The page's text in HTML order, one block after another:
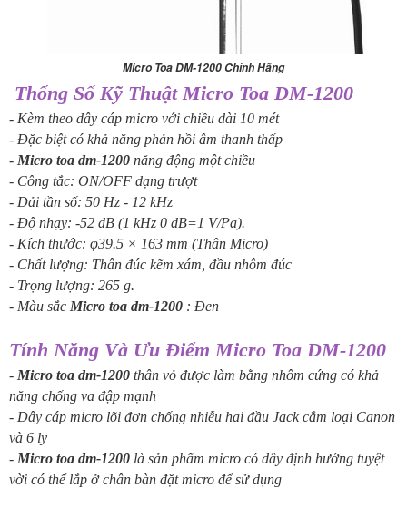
Micro Toa DM-1200 Chính Hãng
Thống Số Kỹ ThuậtMicro Toa DM-1200
- Kèm theo dây cáp micro với chiều dài 10 mét
- Đặc biệt có khả năng phản hồi âm thanh thấp
- Micro toa dm-1200 năng động một chiều
- Công tắc: ON/OFF dạng trượt
- Dải tần số: 50 Hz - 12 kHz
- Độ nhạy: -52 dB (1 kHz 0 dB=1 V/Pa).
- Kích thước: φ39.5 × 163 mm (Thân Micro)
- Chất lượng: Thân đúc kẽm xám, đầu nhôm đúc
- Trọng lượng: 265 g.
- Màu sắc Micro toa dm-1200 : Đen
Tính Năng Và Ưu Điểm Micro Toa DM-1200
- Micro toa dm-1200 thân vỏ được làm bằng nhôm cứng có khả
năng chống va đập mạnh
- Dây cáp micro lõi đơn chống nhiễu hai đầu Jack cắm loại Canon
và 6 ly
- Micro toa dm-1200 là sản phẩm micro có dây định hướng tuyệt
vời có thể lắp ở chân bàn đặt micro để sử dụng